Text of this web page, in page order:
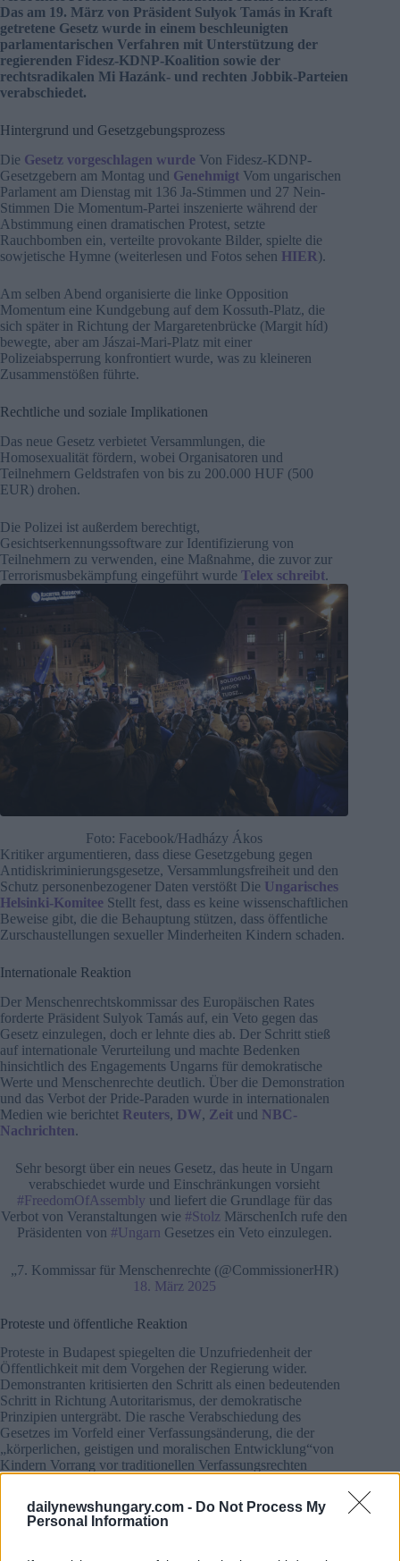
dailynewshungary.com - Do Not Process My
Personal Information
Das am 19. März von Präsident Sulyok Tamás in Kraft
getretene Gesetz wurde in einem beschleunigten
parlamentarischen Verfahren mit Unterstützung der
regierenden Fidesz-KDNP-Koalition sowie der
rechtsradikalen Mi Hazánk- und rechten Jobbik-Parteien
verabschiedet.
Hintergrund und Gesetzgebungsprozess
Die Gesetz vorgeschlagen wurde Von Fidesz-KDNP-
Gesetzgebern am Montag und Genehmigt Vom ungarischen
Parlament am Dienstag mit 136 Ja-Stimmen und 27 Nein-
Stimmen Die Momentum-Partei inszenierte während der
Abstimmung einen dramatischen Protest, setzte
Rauchbomben ein, verteilte provokante Bilder, spielte die
sowjetische Hymne (weiterlesen und Fotos sehen HIER ).
Am selben Abend organisierte die linke Opposition
Momentum eine Kundgebung auf dem Kossuth-Platz, die
sich später in Richtung der Margaretenbrücke (Margit híd)
bewegte, aber am Jászai-Mari-Platz mit einer
Polizeiabsperrung konfrontiert wurde, was zu kleineren
Zusammenstößen führte.
Rechtliche und soziale Implikationen
Das neue Gesetz verbietet Versammlungen, die
Homosexualität fördern, wobei Organisatoren und
Teilnehmern Geldstrafen von bis zu 200.000 HUF (500
EUR) drohen.
Die Polizei ist außerdem berechtigt,
Gesichtserkennungssoftware zur Identifizierung von
Teilnehmern zu verwenden, eine Maßnahme, die zuvor zur
Terrorismusbekämpfung eingeführt wurde Telex schreibt.
Foto: Facebook/Hadházy Ákos
Kritiker argumentieren, dass diese Gesetzgebung gegen
Antidiskriminierungsgesetze, Versammlungsfreiheit und den
Schutz personenbezogener Daten verstößt Die Ungarisches
Helsinki-Komitee Stellt fest, dass es keine wissenschaftlichen
Beweise gibt, die die Behauptung stützen, dass öffentliche
Zurschaustellungen sexueller Minderheiten Kindern schaden.
Internationale Reaktion
Der Menschenrechtskommissar des Europäischen Rates
forderte Präsident Sulyok Tamás auf, ein Veto gegen das
Gesetz einzulegen, doch er lehnte dies ab. Der Schritt stieß
auf internationale Verurteilung und machte Bedenken
hinsichtlich des Engagements Ungarns für demokratische
Werte und Menschenrechte deutlich. Über die Demonstration
und das Verbot der Pride-Paraden wurde in internationalen
Medien wie berichtet Reuters, DW, Zeit und NBC-
Nachrichten.
Sehr besorgt über ein neues Gesetz, das heute in Ungarn
verabschiedet wurde und Einschränkungen vorsieht
#FreedomOfAssembly und liefert die Grundlage für das
Verbot von Veranstaltungen wie #Stolz MärschenIch rufe den
Präsidenten von #Ungarn Gesetzes ein Veto einzulegen.
„7. Kommissar für Menschenrechte (@CommissionerHR)
18. März 2025
Proteste und öffentliche Reaktion
Proteste in Budapest spiegelten die Unzufriedenheit der
Öffentlichkeit mit dem Vorgehen der Regierung wider.
Demonstranten kritisierten den Schritt als einen bedeutenden
Schritt in Richtung Autoritarismus, der demokratische
Prinzipien untergräbt. Die rasche Verabschiedung des
Gesetzes im Vorfeld einer Verfassungsänderung, die der
„körperlichen, geistigen und moralischen Entwicklung“von
Kindern Vorrang vor traditionellen Verfassungsrechten
einräumt, hat die Spannungen weiter verschärft.